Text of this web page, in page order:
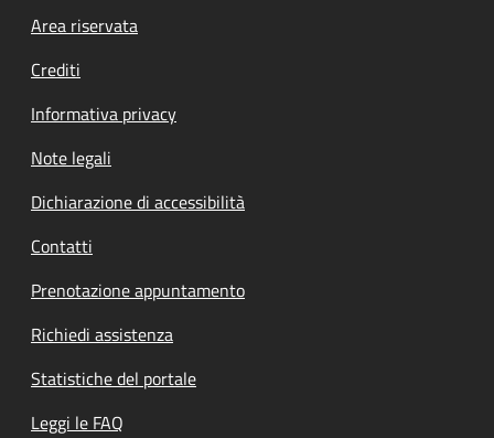
Footer menu
Area riservata
Crediti
Informativa privacy
Note legali
Dichiarazione di accessibilità
Contatti
Prenotazione appuntamento
Richiedi assistenza
Statistiche del portale
Leggi le FAQ